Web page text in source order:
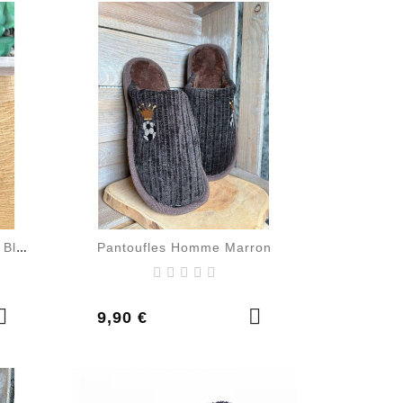
Chausettes Super Parrain Bleu Pantoufles Homme Marron
9,90 €
Prix